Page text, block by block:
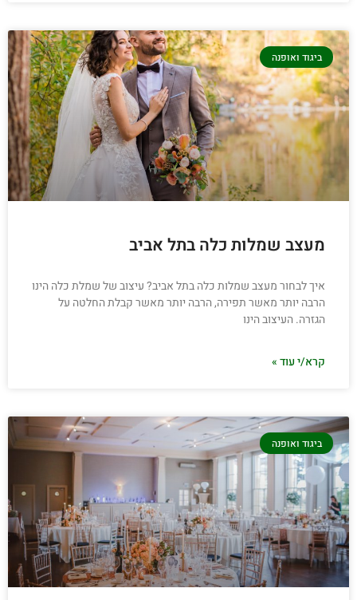
ביגוד ואופנה
מעצב שמלות כלה בתל אביב
איך לבחור מעצב שמלות כלה בתל אביב? עיצוב של שמלת כלה הינו
הרבה יותר מאשר תפירה, הרבה יותר מאשר קבלת החלטה על
הגזרה. העיצוב הינו
קרא/י עוד »
ביגוד ואופנה